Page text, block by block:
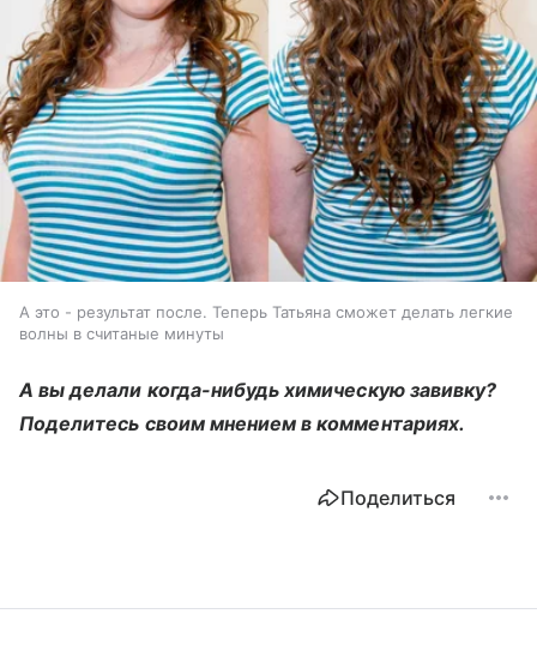
А это - результат после. Теперь Татьяна сможет делать легкие
волны в считаные минуты
А вы делали когда-нибудь химическую завивку?
Поделитесь своим мнением в комментариях.
Поделиться